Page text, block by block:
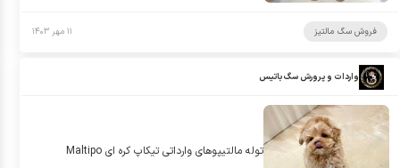
فروش سگ مالتیز ۱۱ مهر ۱۴۰۳
واردات و پرورش سگ باتیس
توله مالتيپوهاى وارداتى تيكاپ كره اى Maltipo